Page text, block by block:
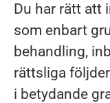
Du har rätt att
som enbart
behandling,
rättsliga
i betydande